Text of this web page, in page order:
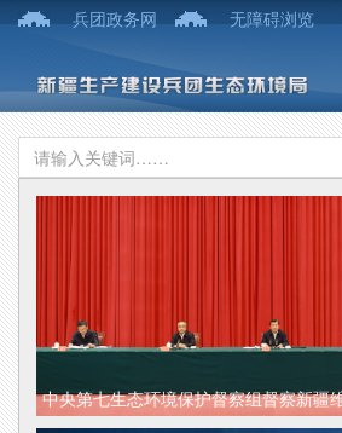
兵团政务网 无障碍浏览
中央第七生态环境保护督察组督察新疆